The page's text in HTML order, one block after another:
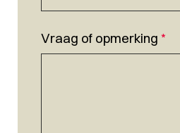
Vraag of opmerking *